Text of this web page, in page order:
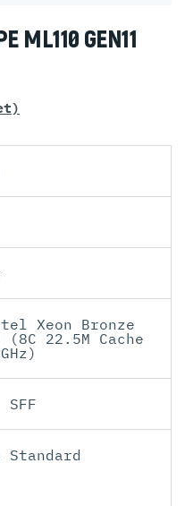
GEN11
Xeon Bronze
(8C 22.5M Cache
Standard